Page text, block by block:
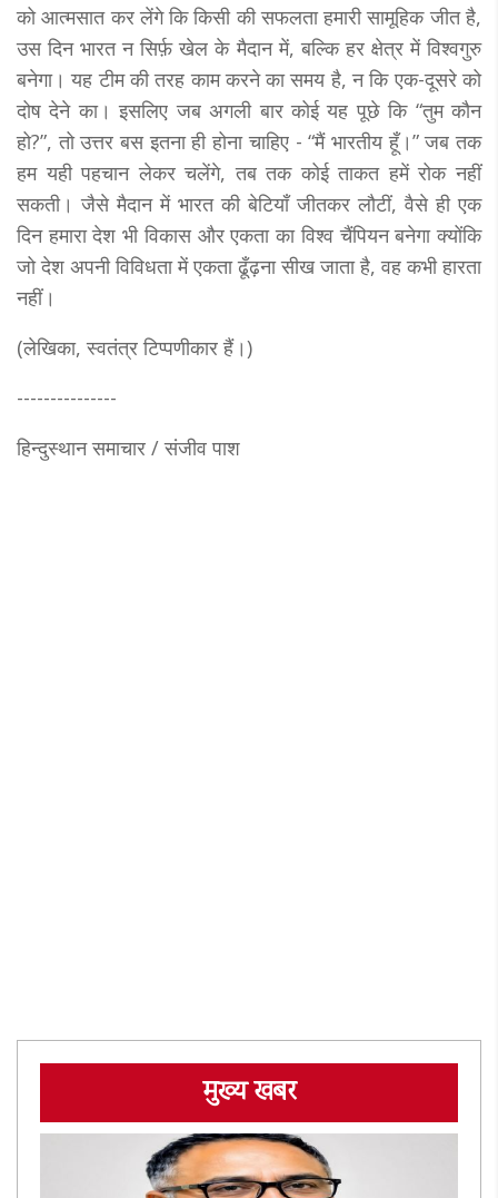
को आत्मसात कर लेंगे कि किसी की सफलता हमारी सामूहिक जीत है,
उस दिन भारत न सिर्फ़ खेल के मैदान में, बल्कि हर क्षेत्र में विश्वगुरु
बनेगा। यह टीम की तरह काम करने का समय है, न कि एक-दूसरे को
दोष देने का। इसलिए जब अगली बार कोई यह पूछे कि “तुम कौन
हो?”, तो उत्तर बस इतना ही होना चाहिए - “मैं भारतीय हूँ।” जब तक
हम यही पहचान लेकर चलेंगे, तब तक कोई ताकत हमें रोक नहीं
सकती। जैसे मैदान में भारत की बेटियाँ जीतकर लौटीं, वैसे ही एक
दिन हमारा देश भी विकास और एकता का विश्व चैंपियन बनेगा क्योंकि
जो देश अपनी विविधता में एकता ढूँढ़ना सीख जाता है, वह कभी हारता
नहीं।
(लेखिका, स्वतंत्र टिप्पणीकार हैं।)
---------------
हिन्दुस्थान समाचार / संजीव पाश
मुख्य खबर